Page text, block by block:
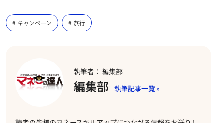
キャンペーン 旅行
執筆者： 編集部
編集部